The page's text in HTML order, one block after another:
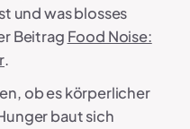
und was blosses
Beitrag Food Noise:
.
ob es körperlicher
baut sich